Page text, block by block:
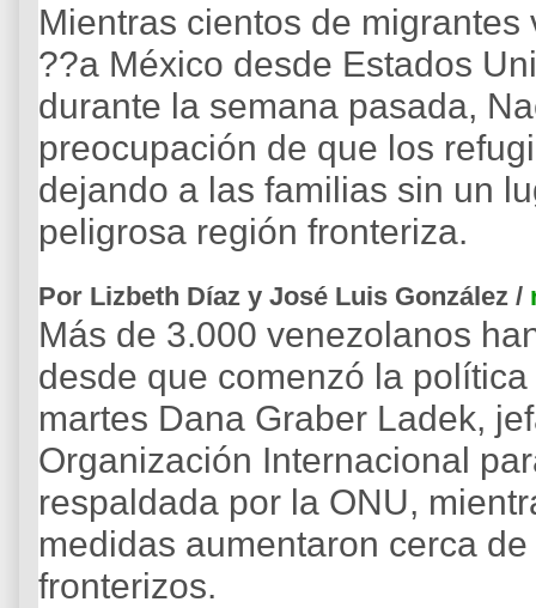
Mientras cientos de
??a México desde Estados
durante la semana pasada,
preocupación de que los
dejando a las familias sin un
peligrosa región fronteriza.
Por Lizbeth Díaz y José Luis González /
Más de 3.000 venezolanos
desde que comenzó la
martes Dana Graber Ladek,
Organización Internacional
respaldada por la ONU,
medidas aumentaron cerca
fronterizos.